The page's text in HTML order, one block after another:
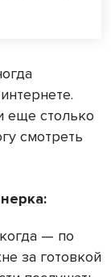
еще столько
смотреть
— по
за готовкой